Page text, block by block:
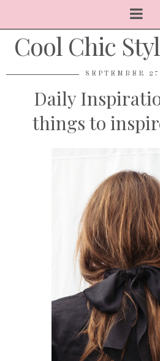
Cool Chic
SEPTEMBER
Daily
things to